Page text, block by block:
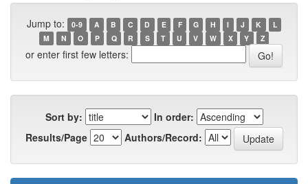
Jump to: 0-9 A B C D E F G H I J K
L
M
N O P Q R S T U V W X Y Z
or enter first few letters:
Sort by:
In order:
Results/Page
Authors/Record: